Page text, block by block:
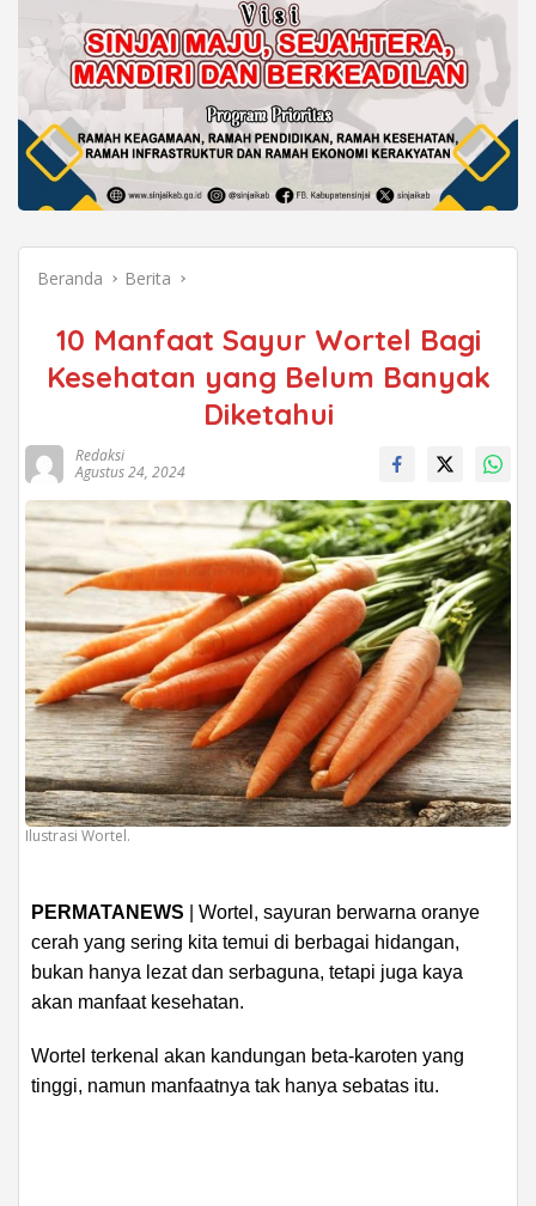
Beranda Berita
10 Manfaat Sayur Wortel Bagi
Kesehatan yang Belum Banyak
Diketahui
Redaksi
Agustus 24, 2024
Ilustrasi Wortel.
PERMATANEWS | Wortel, sayuran berwarna oranye
cerah yang sering kita temui di berbagai hidangan,
bukan hanya lezat dan serbaguna, tetapi juga kaya
akan manfaat kesehatan.
Wortel terkenal akan kandungan beta-karoten yang
tinggi, namun manfaatnya tak hanya sebatas itu.